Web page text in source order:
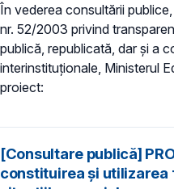
În vederea consultării
nr. 52/2003 privind
publică, republicată, dar și a
interinstituționale, Ministerul
proiect:
[Consultare publică]
constituirea și